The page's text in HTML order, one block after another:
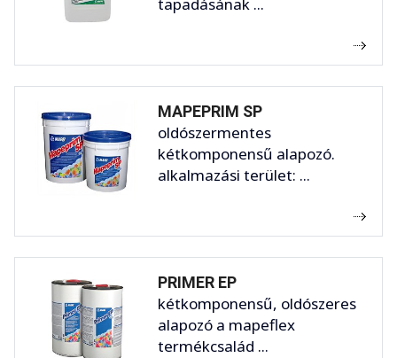
MAPEPRIM SP
oldószermentes
kétkomponensű alapozó.
alkalmazási terület: ...
PRIMER EP
kétkomponensű, oldószeres
alapozó a mapeflex
termékcsalád ...